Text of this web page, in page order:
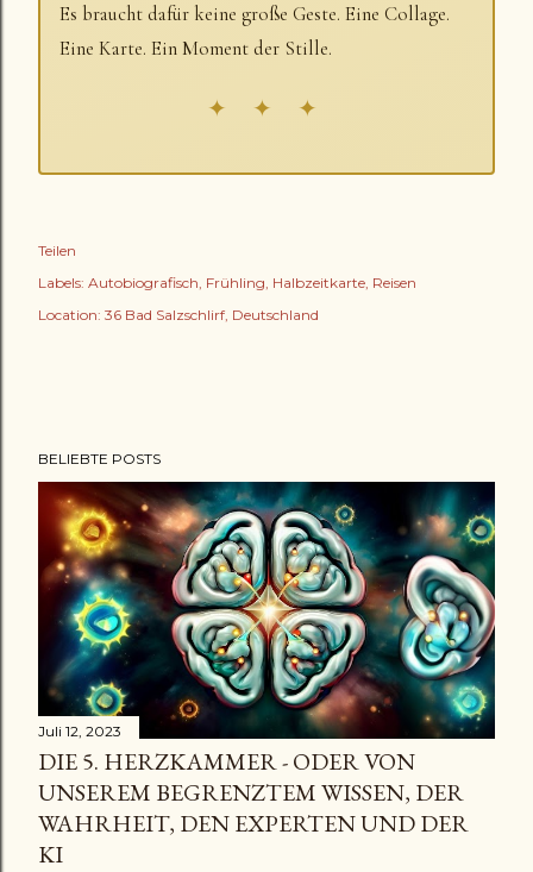
Es braucht dafür keine große Geste. Eine Collage.
Eine Karte. Ein Moment der Stille.
✦ ✦ ✦
Teilen
Labels: Autobiografisch Frühling Halbzeitkarte Reisen
Location: 36 Bad Salzschlirf, Deutschland
BELIEBTE POSTS
Juli 12, 2023
DIE 5. HERZKAMMER - ODER VON
UNSEREM BEGRENZTEM WISSEN, DER
WAHRHEIT, DEN EXPERTEN UND DER
KI